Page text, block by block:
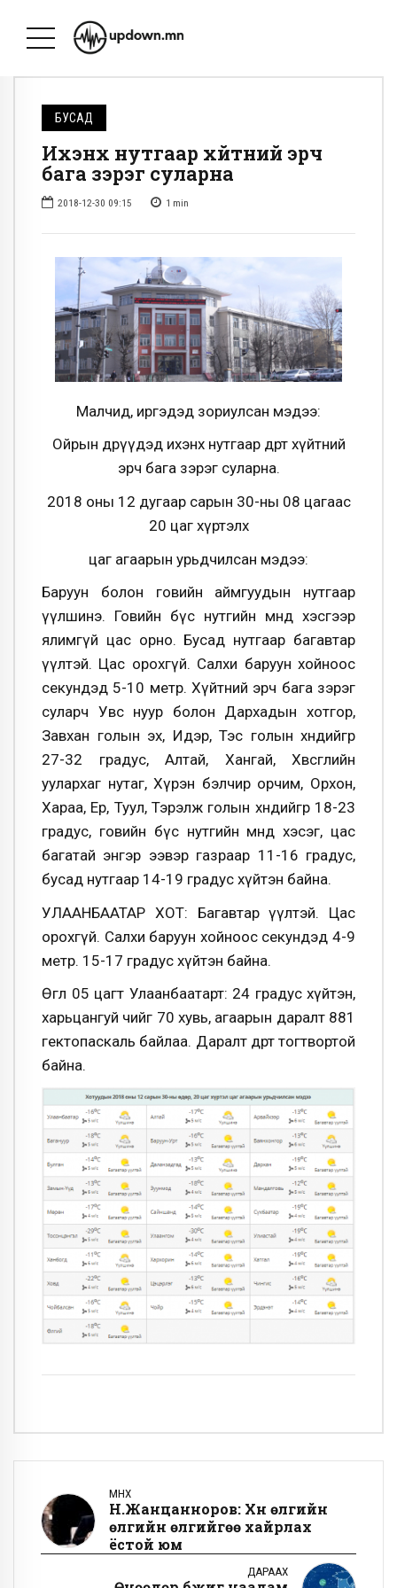
БУСАД
Ихэнх нутгаар хүйтний эрч
бага зэрэг суларна
2018-12-30 09:15 1 min
Малчид, иргэдэд зориулсан мэдээ:
Ойрын өдрүүдэд ихэнх нутгаар өдөртөө хүйтний
эрч бага зэрэг суларна.
2018 оны 12 дугаар сарын 30-ны 08 цагаас
20 цаг хүртэлх
цаг агаарын урьдчилсан мэдээ:
Баруун болон говийн аймгуудын нутгаар
үүлшинэ. Говийн бүс нутгийн өмнөд хэсгээр
ялимгүй цас орно. Бусад нутгаар багавтар
үүлтэй. Цас орохгүй. Салхи баруун хойноос
секундэд 5-10 метр. Хүйтний эрч бага зэрэг
суларч Увс нуур болон Дархадын хотгор,
Завхан голын эх, Идэр, Тэс голын хөндийгөөр
27-32 градус, Алтай, Хангай, Хөвсгөлийн
уулархаг нутаг, Хүрэн бэлчир орчим, Орхон,
Хараа, Ерөө, Туул, Тэрэлж голын хөндийгөөр 18-23
градус, говийн бүс нутгийн өмнөд хэсэг, цас
багатай энгэр ээвэр газраар 11-16 градус,
бусад нутгаар 14-19 градус хүйтэн байна.
УЛААНБААТАР ХОТ: Багавтар үүлтэй. Цас
орохгүй. Салхи баруун хойноос секундэд 4-9
метр. 15-17 градус хүйтэн байна.
Өглөө 05 цагт Улаанбаатарт: 24 градус хүйтэн,
харьцангуй чийг 70 хувь, агаарын даралт 881
гектопаскаль байлаа. Даралт өдөртөө тогтвортой
байна.
ӨМНӨХ
Н.Жанцанноров: Хүн өлгийн
өлгийн өлгийгөө хайрлах
ёстой юм
ДАРААХ